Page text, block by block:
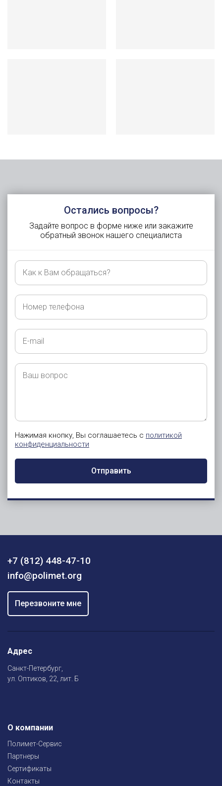
Остались вопросы?
Задайте вопрос в форме ниже или закажите
обратный звонок нашего специалиста
Как
Вам
обращаться?
Номер
телефона
E-
mail
Ваш
вопрос
Нажимая кнопку, Вы соглашаетесь с политикой
конфиденциальности
Отправить
Адрес
Санкт-Петербург,
ул. Оптиков, 22, лит. Б
О компании
Полимет-Сервис
Партнеры
Сертификаты
Контакты
+7 (812) 448-47-10
info@polimet.org
Перезвоните мне